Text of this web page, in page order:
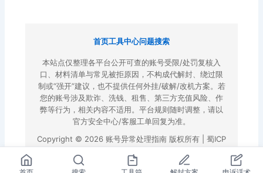
首页工具中心问题搜索
本站点仅整理各平台公开可查的账号受限/处罚复核入
口、材料清单与常见被拒原因，不构成代解封、绕过限
制或“强开”建议，也不提供任何外挂/破解/改机方案。若
您的账号涉及欺诈、洗钱、租售、第三方充值风险、作
弊等行为，相关内容不适用。平台规则随时调整，请以
官方安全中心/客服工单回复为准。
Copyright © 2026 账号异常处理指南 版权所有 | 蜀ICP